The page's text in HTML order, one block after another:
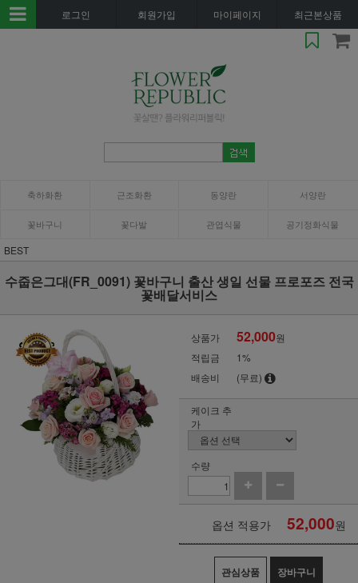
로그인 회원가입 마이페이지 최근본상품
축하화환 근조화환 동양란 서양란
꽃바구니 꽃다발 관엽식물 공기정화식물
BEST
수줍은그대(FR_0091) 꽃바구니 출산 생일 선물 프로포즈 전국
꽃배달서비스
상품가 52,000원
적립금
1%
배송비
(무료)
케이크 추
가
수량
옵션 적용가 52,000원
관심상품 장바구니